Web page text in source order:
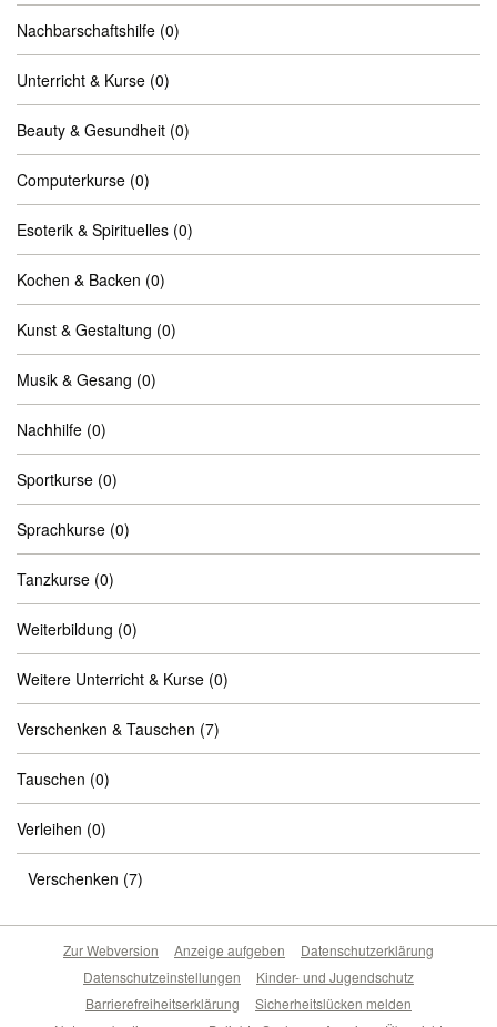
Nachbarschaftshilfe (0)
Unterricht & Kurse (0)
Beauty & Gesundheit (0)
Computerkurse (0)
Esoterik & Spirituelles (0)
Kochen & Backen (0)
Kunst & Gestaltung (0)
Musik & Gesang (0)
Nachhilfe (0)
Sportkurse (0)
Sprachkurse (0)
Tanzkurse (0)
Weiterbildung (0)
Weitere Unterricht & Kurse (0)
Verschenken & Tauschen (7)
Tauschen (0)
Verleihen (0)
Verschenken (7)
Zur Webversion Anzeige aufgeben
Datenschutzerklärung
Datenschutzeinstellungen
Kinder- und Jugendschutz
Barrierefreiheitserklärung
Sicherheitslücken melden